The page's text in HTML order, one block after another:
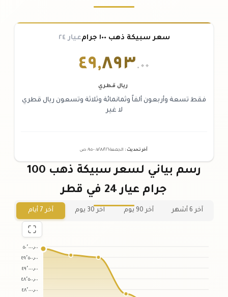
سعر سبيكة ذهب ١٠٠ جرام عيار ٢٤
٤٩,٨٩٣.٠٠
ريال قطري
فقط تسعة وأربعون ألفاً وثمانمائة وثلاثة وتسعون ريال قطري
لا غير
آخر تحديث : الجمعة ٠٧ /٠٨/٢٠٢٦ - ٠٩:٠٥ ص
رسم بياني لسعر سبيكة ذهب 100
جرام عيار 24 في قطر
آخر 6 أشهر آخر 90 يوم آخر 30 يوم آخر 7 أيام
٥٠٬٠٠٠٫٠٠
٤٩٬٥٠٠٫٠٠
٤٩٬٠٠٠٫٠٠
٤٨٬٥٠٠٫٠٠
٤٨٬٠٠٠٫٠٠